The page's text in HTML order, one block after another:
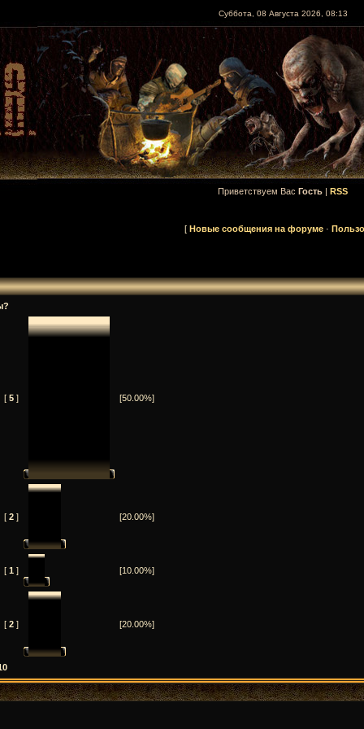
Суббота, 08 Августа 2026, 08:13
Приветствуем Вас Гость | RSS
[ Новые сообщения на форуме ·
[ 5 ] [50.00%]
[ 2 ] [20.00%]
[ 1 ] [10.00%]
[ 2 ] [20.00%]